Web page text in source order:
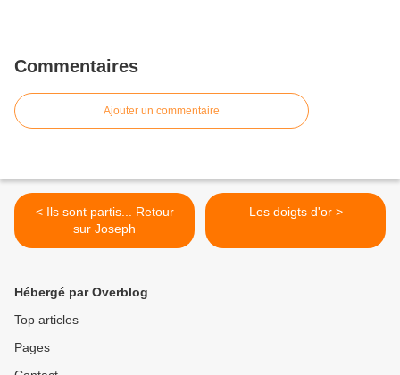
Commentaires
Ajouter un commentaire
< Ils sont partis... Retour
sur Joseph
Les doigts d'or >
Hébergé par Overblog
Top articles
Pages